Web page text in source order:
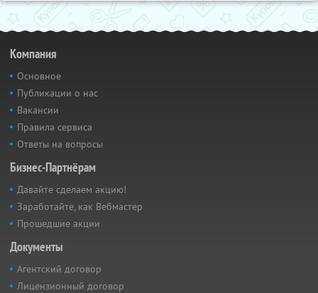
Компания
Основное
Публикации о нас
Вакансии
Правила сервиса
Ответы на вопросы
Бизнес-Партнёрам
Давайте сделаем акцию!
Заработайте, как Вебмастер
Прошедшие акции
Документы
Агентский договор
Лицензионный договор